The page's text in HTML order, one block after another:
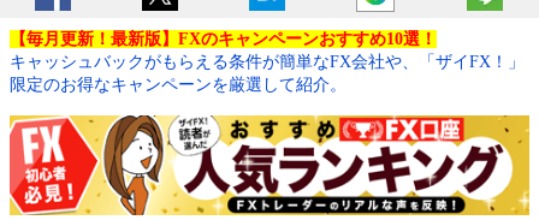
【毎月更新！最新版】FXのキャンペーンおすすめ10選！
キャッシュバックがもらえる条件が簡単なFX会社や、「ザイFX！」
限定のお得なキャンペーンを厳選して紹介。